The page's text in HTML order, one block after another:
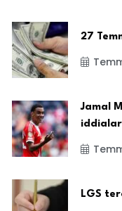
27
Jamal
LGS